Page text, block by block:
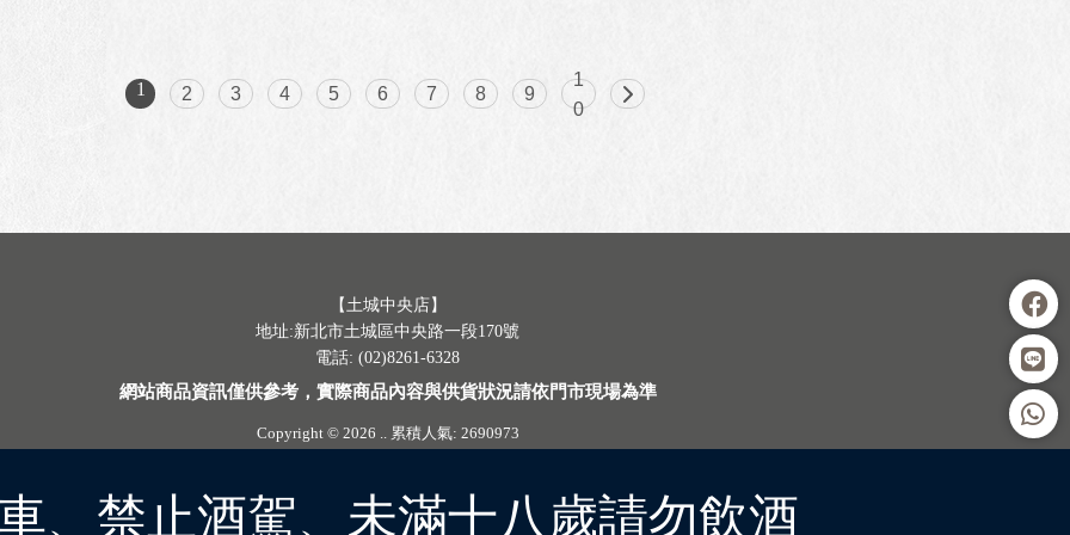
1 2 3 4 5 6 7 8 9
1
0
、禁止酒駕、未滿十八歲請勿飲酒
【土城中央店】
地址:新北市土城區中央路一段170號
電話: (02)8261-6328
網站商品資訊僅供參考，實際商品內容與供貨狀況請依門市現場為準
Copyright © 2026 .. 累積人氣: 2690973